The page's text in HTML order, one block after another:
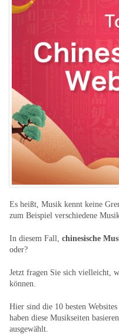
Es heißt, Musik kennt keine
zum Beispiel verschiedene
In diesem Fall, chinesische
oder?
Jetzt fragen Sie sich vielleicht,
können.
Hier sind die 10 besten
haben diese Musikseiten
ausgewählt.